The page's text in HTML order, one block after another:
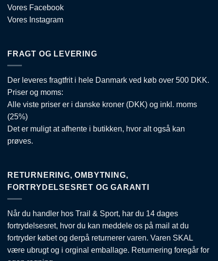
Vores Facebook
Vores Instagram
FRAGT OG LEVERING
Der leveres fragtfrit i hele Danmark ved køb over 500 DKK.
Priser og moms:
Alle viste priser er i danske kroner (DKK) og inkl. moms
(25%)
Det er muligt at afhente i butikken, hvor alt også kan
prøves.
RETURNERING, OMBYTNING,
FORTRYDELSESRET OG GARANTI
Når du handler hos Trail & Sport, har du 14 dages
fortrydelsesret, hvor du kan meddele os på mail at du
fortryder købet og derpå returnerer varen. Varen SKAL
være ubrugt og i orginal emballage. Returnering foregår for